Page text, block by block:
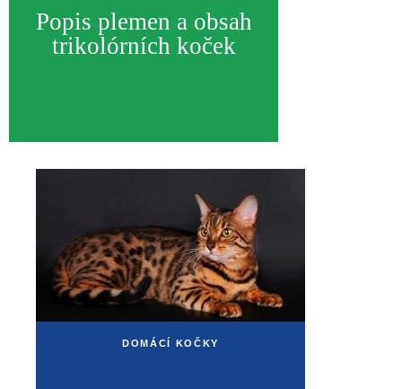
Popis plemen a obsah
trikolórních koček
DOMÁCÍ KOČKY